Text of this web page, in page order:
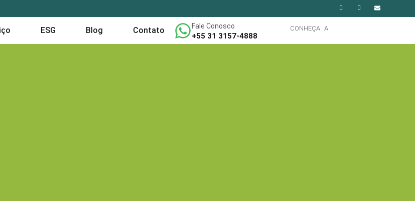
ESG Blog Contato Fale Conosco
+55 31 3157-4888
CONHEÇA A